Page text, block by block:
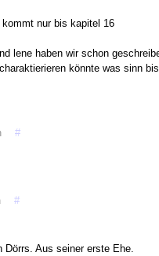
nur bis kapitel 16
lene haben wir schon
könnte was sinn
#
#
Dörrs. Aus seiner erste Ehe.